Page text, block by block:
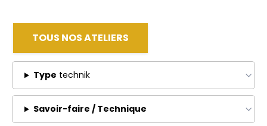
TOUS NOS ATELIERS
Type technik
Savoir-faire / Technique